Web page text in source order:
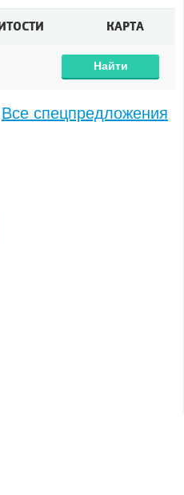
КАРТА
Найти
Все спецпредложения